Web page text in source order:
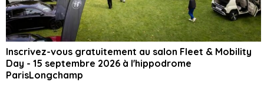
Inscrivez-vous gratuitement au salon Fleet & Mobility
Day - 15 septembre 2026 à l'hippodrome
ParisLongchamp